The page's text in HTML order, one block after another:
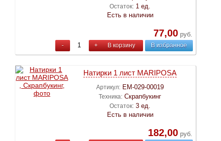
Остаток: 1 ед.
Есть в наличии
77,00руб.
- + В корзину В избранное
Натирки 1 лист MARIPOSA
Артикул: EM-029-00019
Техника: Скрапбукинг
Остаток: 3 ед.
Есть в наличии
182,00руб.